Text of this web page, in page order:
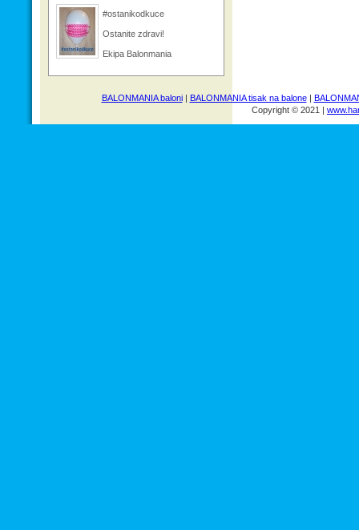
#ostanikodkuce
Ostanite zdravi!
Ekipa Balonmania
BALONMANIA baloni| BALONMANIA tisak na balone|
Copyright © 2021 |